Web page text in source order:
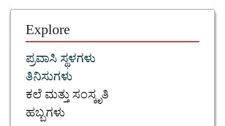
Explore
ಪ್ರವಾಸಿ ಸ್ಥಳಗಳು
ತಿನಿಸುಗಳು
ಕಲೆ ಮತ್ತು ಸಂಸ್ಕೃತಿ
ಹಬ್ಬಗಳು